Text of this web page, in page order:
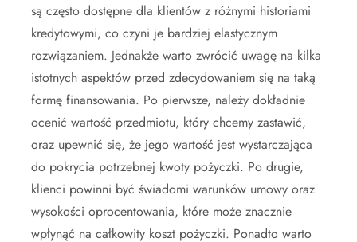
są często dostępne dla klientów z różnymi historiami
kredytowymi, co czyni je bardziej elastycznym
rozwiązaniem. Jednakże warto zwrócić uwagę na kilka
istotnych aspektów przed zdecydowaniem się na taką
formę finansowania. Po pierwsze, należy dokładnie
ocenić wartość przedmiotu, który chcemy zastawić,
oraz upewnić się, że jego wartość jest wystarczająca
do pokrycia potrzebnej kwoty pożyczki. Po drugie,
klienci powinni być świadomi warunków umowy oraz
wysokości oprocentowania, które może znacznie
wpłynąć na całkowity koszt pożyczki. Ponadto warto